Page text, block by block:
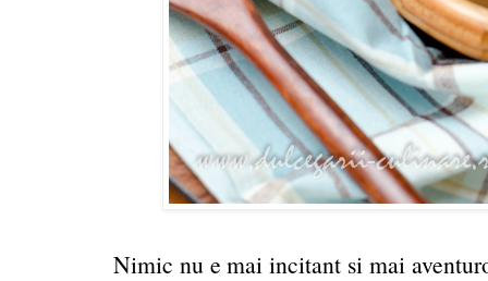
Nimic nu e mai incitant si mai